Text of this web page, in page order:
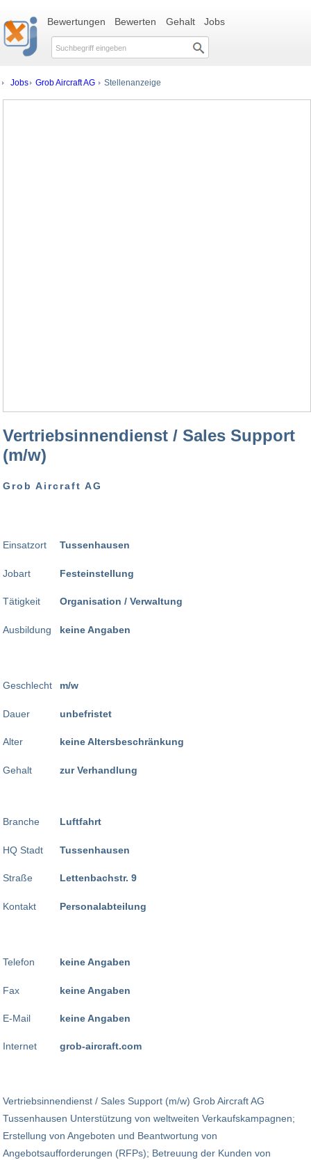
Bewertungen Bewerten Gehalt Jobs
Jobs Grob Aircraft AG Stellenanzeige
Vertriebsinnendienst / Sales Support
(m/w)
Grob Aircraft AG
Einsatzort
Jobart
Tätigkeit
Ausbildung
Geschlecht
Dauer
Alter
Gehalt
Tussenhausen
Festeinstellung
Organisation / Verwaltung
keine Angaben
m/w
unbefristet
keine Altersbeschränkung
zur Verhandlung
Branche
HQ Stadt
Straße
Kontakt
Telefon
Fax
E-Mail
Internet
Luftfahrt
Tussenhausen
Lettenbachstr. 9
Personalabteilung
keine Angaben
keine Angaben
keine Angaben
grob-aircraft.com
Vertriebsinnendienst / Sales Support (m/w) Grob Aircraft AG
Tussenhausen Unterstützung von weltweiten Verkaufskampagnen;
Erstellung von Angeboten und Beantwortung von
Angebotsaufforderungen (RFPs); Betreuung der Kunden von